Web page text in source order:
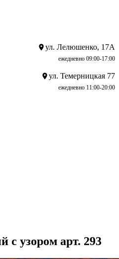
ул. Лелюшенко, 17А
ежедневно 09:00-17:00
ул. Темерницкая 77
ежедневно 11:00-20:00
с узором арт. 293